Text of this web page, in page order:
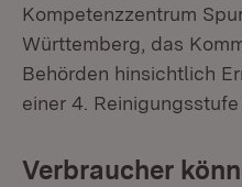
Kompetenzzentrum
Württemberg, das
Behörden hinsichtlich
einer 4. Reinigungsstufe
Verbraucher